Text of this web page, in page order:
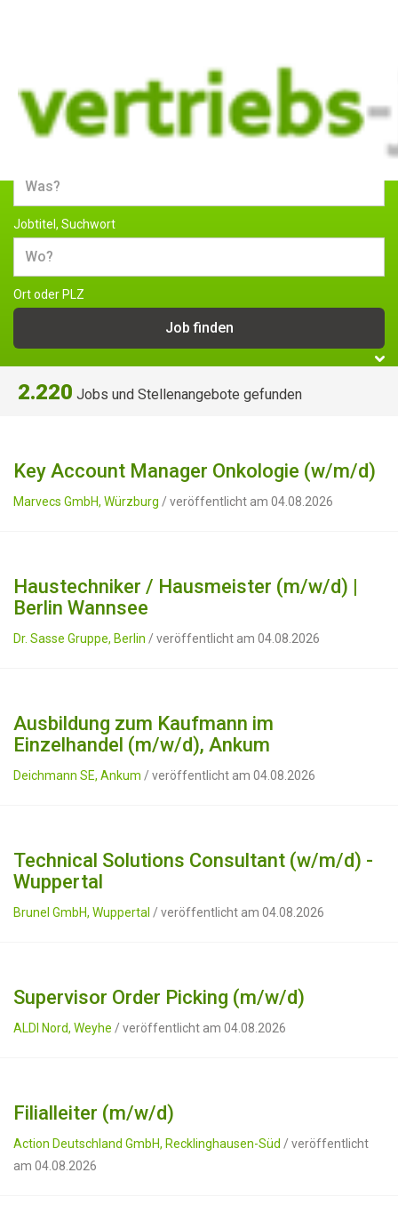
Jobs und Stellenangebote im
Vertrieb
Jobtitel, Suchwort
Ort oder PLZ
2.220 Jobs und Stellenangebote gefunden
Key Account Manager Onkologie (w/m/d)
Marvecs GmbH, Würzburg / veröffentlicht am 04.08.2026
Haustechniker / Hausmeister (m/w/d) |
Berlin Wannsee
Dr. Sasse Gruppe, Berlin / veröffentlicht am 04.08.2026
Ausbildung zum Kaufmann im
Einzelhandel (m/w/d), Ankum
Deichmann SE, Ankum / veröffentlicht am 04.08.2026
Technical Solutions Consultant (w/m/d) -
Wuppertal
Brunel GmbH, Wuppertal / veröffentlicht am 04.08.2026
Supervisor Order Picking (m/w/d)
ALDI Nord, Weyhe / veröffentlicht am 04.08.2026
Filialleiter (m/w/d)
Action Deutschland GmbH, Recklinghausen-Süd / veröffentlicht
am 04.08.2026